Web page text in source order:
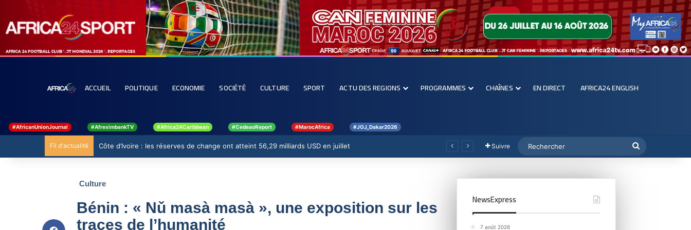
ACCUEIL POLITIQUE ECONOMIE SOCIÉTÉ CULTURE SPORT ACTU DES REGIONS PROGRAMMES CHAÎNES EN DIRECT AFRICA24 ENGLISH
#AfricanUnionJournal #AfreximbankTV #Africa24Caribbean #CedeaoReport #MarocAfrica #JOJ_Dakar2026
Fil d'actualité Côte d’Ivoire : les réserves de change ont atteint 56,29 milliards USD en juillet Suivre
Culture
Bénin : « Nǔ masà masà », une exposition sur les
traces de l’humanité
NewsExpress
7 août 2026